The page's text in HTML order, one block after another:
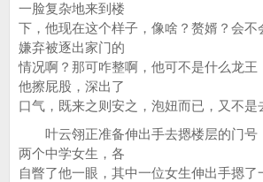
一脸复杂地来到楼
下，他现在这个样子，像啥？赘婿？会不
嫌弃被逐出家门的
情况啊？那可咋整啊，他可不是什么龙王
他擦屁股，深出了
口气，既来之则安之，泡妞而已，又不是
叶云翎正准备伸出手去摁楼层的门号
两个中学女生，各
自瞥了他一眼，其中一位女生伸出手摁了